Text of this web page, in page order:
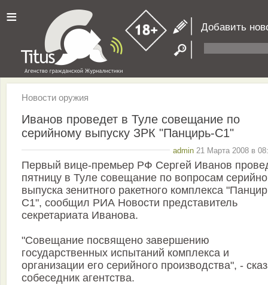
≡ Добавить
Новости оружия
Иванов проведет в Туле совещание по
серийному выпуску ЗРК "Панцирь-С1"
admin 21 Марта 2008 в
Первый вице-премьер РФ Сергей Иванов
пятницу в Туле совещание по вопросам
выпуска зенитного ракетного комплекса
С1", сообщил РИА Новости представитель
секретариата Иванова.
"Совещание посвящено завершению
государственных испытаний комплекса и
организации его серийного производства", -
собеседник агентства.